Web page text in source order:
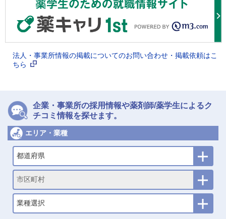
法人・事業所情報の掲載についてのお問い合わせ・掲載依頼はこ
ちら
企業・事業所の採用情報や薬剤師/薬学生によるク
チコミ情報を探せます。
エリア・業種
都道府県
市区町村
業種選択